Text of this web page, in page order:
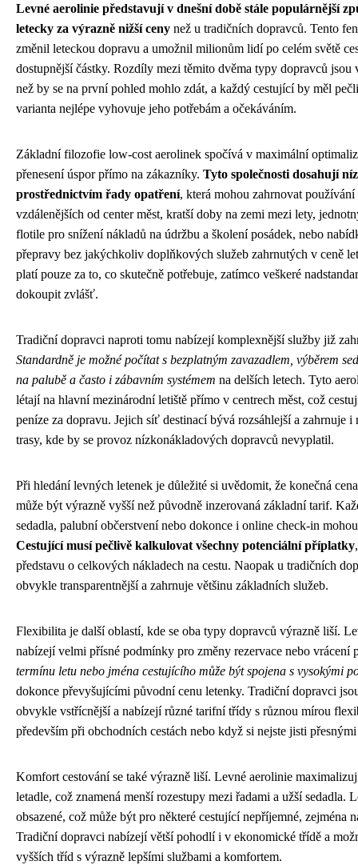
Levné aerolinie představují v dnešní době stále populárnější
letecky za výrazně nižší ceny než u tradičních dopravců. Tento
změnil leteckou dopravu a umožnil milionům lidí po celém světě
dostupnější částky. Rozdíly mezi těmito dvěma typy dopravců jsou
než by se na první pohled mohlo zdát, a každý cestující by měl
varianta nejlépe vyhovuje jeho potřebám a očekáváním.
Základní filozofie low-cost aerolinek spočívá v maximální
přenesení úspor přímo na zákazníky. Tyto společnosti dosahují
prostřednictvím řady opatření, která mohou zahrnovat
vzdálenějších od center měst, kratší doby na zemi mezi lety,
flotile pro snížení nákladů na údržbu a školení posádek, nebo
přepravy bez jakýchkoliv doplňkových služeb zahrnutých v ceně
platí pouze za to, co skutečně potřebuje, zatímco veškeré
dokoupit zvlášť.
Tradiční dopravci naproti tomu nabízejí komplexnější služby již
Standardně je možné počítat s bezplatným zavazadlem, výběrem
na palubě a často i zábavním systémem na delších letech. Tyto
létají na hlavní mezinárodní letiště přímo v centrech měst, což
peníze za dopravu. Jejich síť destinací bývá rozsáhlejší a zahrnuje i
trasy, kde by se provoz nízkonákladových dopravců nevyplatil.
Při hledání levných letenek je důležité si uvědomit, že konečná
může být výrazně vyšší než původně inzerovaná základní tarif.
sedadla, palubní občerstvení nebo dokonce i online check-in
Cestující musí pečlivě kalkulovat všechny potenciální příplatky
představu o celkových nákladech na cestu. Naopak u tradičních
obvykle transparentnější a zahrnuje většinu základních služeb.
Flexibilita je další oblastí, kde se oba typy dopravců výrazně liší.
nabízejí velmi přísné podmínky pro změny rezervace nebo vrácení
termínu letu nebo jména cestujícího může být spojena s vysokými
dokonce převyšujícími původní cenu letenky. Tradiční dopravci
obvykle vstřícnější a nabízejí různé tarifní třídy s různou mírou
především při obchodních cestách nebo když si nejste jisti
Komfort cestování se také výrazně liší. Levné aerolinie
letadle, což znamená menší rozestupy mezi řadami a užší sedadla.
obsazené, což může být pro některé cestující nepříjemné, zejména
Tradiční dopravci nabízejí větší pohodlí i v ekonomické třídě a
vyšších tříd s výrazně lepšími službami a komfortem.